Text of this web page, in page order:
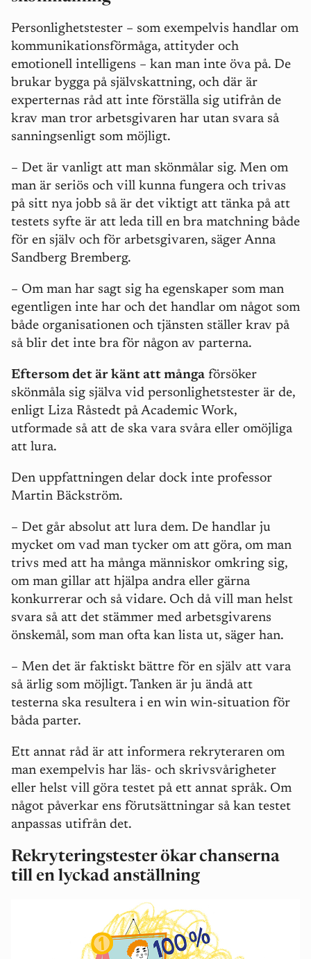
Personlighetstester – som exempelvis handlar om
kommunikationsförmåga, attityder och
emotionell intelligens – kan man inte öva på. De
brukar bygga på självskattning, och där är
experternas råd att inte förställa sig utifrån de
krav man tror arbetsgivaren har utan svara så
sanningsenligt som möjligt.
– Det är vanligt att man skönmålar sig. Men om
man är seriös och vill kunna fungera och trivas
på sitt nya jobb så är det viktigt att tänka på att
testets syfte är att leda till en bra matchning både
för en själv och för arbetsgivaren, säger Anna
Sandberg Bremberg.
– Om man har sagt sig ha egenskaper som man
egentligen inte har och det handlar om något som
både organisationen och tjänsten ställer krav på
så blir det inte bra för någon av parterna.
Eftersom det är känt att många försöker
skönmåla sig själva vid personlighetstester är de,
enligt Liza Råstedt på Academic Work,
utformade så att de ska vara svåra eller omöjliga
att lura.
Den uppfattningen delar dock inte professor
Martin Bäckström.
– Det går absolut att lura dem. De handlar ju
mycket om vad man tycker om att göra, om man
trivs med att ha många människor omkring sig,
om man gillar att hjälpa andra eller gärna
konkurrerar och så vidare. Och då vill man helst
svara så att det stämmer med arbetsgivarens
önskemål, som man ofta kan lista ut, säger han.
– Men det är faktiskt bättre för en själv att vara
så ärlig som möjligt. Tanken är ju ändå att
testerna ska resultera i en win win-situation för
båda parter.
Ett annat råd är att informera rekryteraren om
man exempelvis har läs- och skrivsvårigheter
eller helst vill göra testet på ett annat språk. Om
något påverkar ens förutsättningar så kan testet
anpassas utifrån det.
Rekryteringstester ökar chanserna
till en lyckad anställning